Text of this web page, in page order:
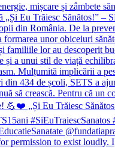
permission to exist loudly. I